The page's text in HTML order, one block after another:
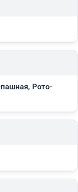
Рото-